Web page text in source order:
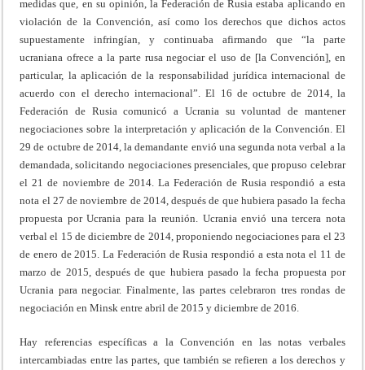
medidas que, en su opinión, la Federación de Rusia estaba aplicando en
violación de la Convención, así como los derechos que dichos actos
supuestamente infringían, y continuaba afirmando que “la parte
ucraniana ofrece a la parte rusa negociar el uso de [la Convención], en
particular, la aplicación de la responsabilidad jurídica internacional de
acuerdo con el derecho internacional”. El 16 de octubre de 2014, la
Federación de Rusia comunicó a Ucrania su voluntad de mantener
negociaciones sobre la interpretación y aplicación de la Convención. El
29 de octubre de 2014, la demandante envió una segunda nota verbal a la
demandada, solicitando negociaciones presenciales, que propuso celebrar
el 21 de noviembre de 2014. La Federación de Rusia respondió a esta
nota el 27 de noviembre de 2014, después de que hubiera pasado la fecha
propuesta por Ucrania para la reunión. Ucrania envió una tercera nota
verbal el 15 de diciembre de 2014, proponiendo negociaciones para el 23
de enero de 2015. La Federación de Rusia respondió a esta nota el 11 de
marzo de 2015, después de que hubiera pasado la fecha propuesta por
Ucrania para negociar. Finalmente, las partes celebraron tres rondas de
negociación en Minsk entre abril de 2015 y diciembre de 2016.
Hay referencias específicas a la Convención en las notas verbales
intercambiadas entre las partes, que también se refieren a los derechos y